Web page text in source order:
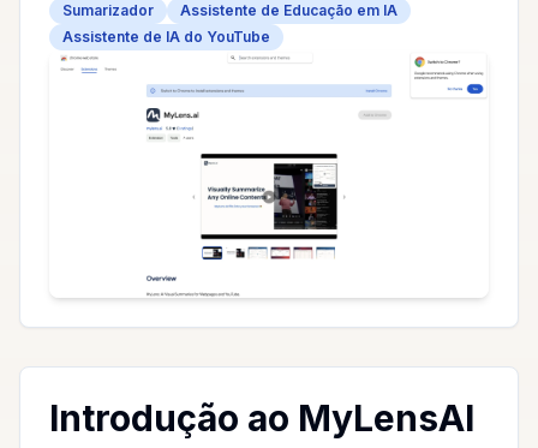
Sumarizador
Assistente de Educação em IA
Assistente de IA do YouTube
Introdução ao MyLensAI